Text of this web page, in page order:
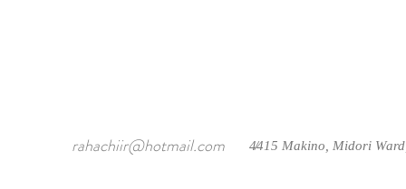
rahachiir@hotmail.com /
4415 Makino, Midori